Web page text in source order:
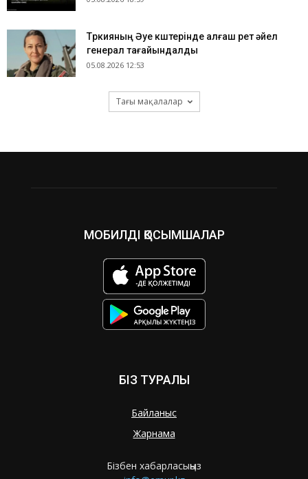
Түркияның Әуе күштерінде алғаш рет әйел
генерал тағайындалды
05.08.2026 12:53
Тағы мақалалар
МОБИЛДІ ҚОСЫМШАЛАР
БІЗ ТУРАЛЫ
Байланыс
Жарнама
Бізбен хабарласыңыз